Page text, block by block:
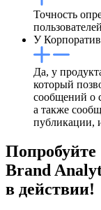
Точность
У
Да, у
который
сообщений о
а также
публикации,
Попробуйте
Brand
в действии!